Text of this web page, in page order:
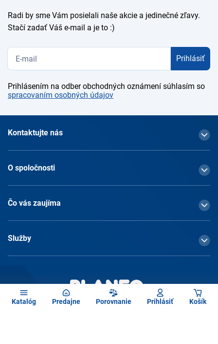
Katalóg Predajne Porovnanie Prihlásiť Košík
Radi by sme Vám posielali naše akcie a jedinečné zľavy.
Stačí zadať Váš e-mail a je to :)
Prihlásiť
Prihlásením na odber obchodných oznámení súhlasím so
spracovaním osobných údajov
Kontaktujte nás
O spoločnosti
Čo vás zaujíma
Služby